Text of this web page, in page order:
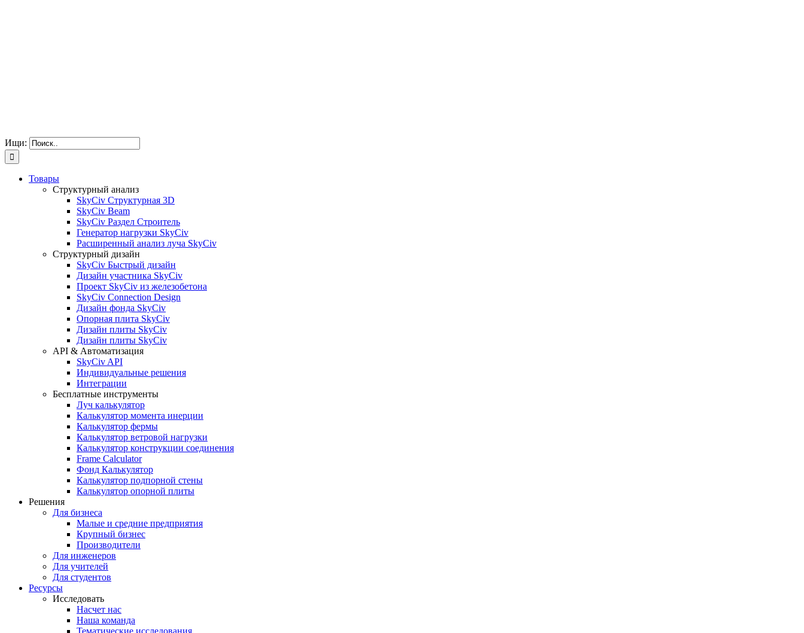
Ищи:
Товары
Структурный анализ
SkyCiv Структурная 3D
SkyCiv Beam
SkyCiv Раздел Строитель
Генератор нагрузки SkyCiv
Расширенный анализ луча SkyCiv
Структурный дизайн
SkyCiv Быстрый дизайн
Дизайн участника SkyCiv
Проект SkyCiv из железобетона
SkyCiv Connection Design
Дизайн фонда SkyCiv
Опорная плита SkyCiv
Дизайн плиты SkyCiv
Дизайн плиты SkyCiv
API & Автоматизация
SkyCiv API
Индивидуальные решения
Интеграции
Бесплатные инструменты
Луч калькулятор
Калькулятор момента инерции
Калькулятор фермы
Калькулятор ветровой нагрузки
Калькулятор конструкции соединения
Frame Calculator
Фонд Калькулятор
Калькулятор подпорной стены
Калькулятор опорной плиты
Решения
Для бизнеса
Малые и средние предприятия
Крупный бизнес
Производители
Для инженеров
Для учителей
Для студентов
Ресурсы
Исследовать
Насчет нас
Наша команда
Тематические исследования